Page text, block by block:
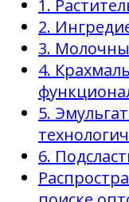
1.
2.
3.
4.
5.
6.